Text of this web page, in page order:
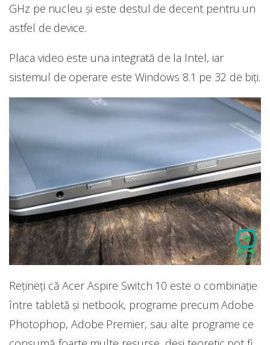
GHz pe nucleu și este destul de decent pentru un
astfel de device.
Placa video este una integrată de la Intel, iar
sistemul de operare este Windows 8.1 pe 32 de biți.
Rețineți că Acer Aspire Switch 10 este o combinație
între tabletă și netbook, programe precum Adobe
Photophop, Adobe Premier, sau alte programe ce